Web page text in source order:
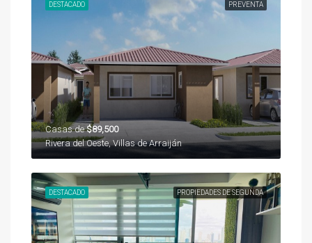
PREVENTA
DESTACADO
Casas de$89,500
Rivera del Oeste, Villas de Arraiján
PROPIEDADES DE SEGUNDA
DESTACADO